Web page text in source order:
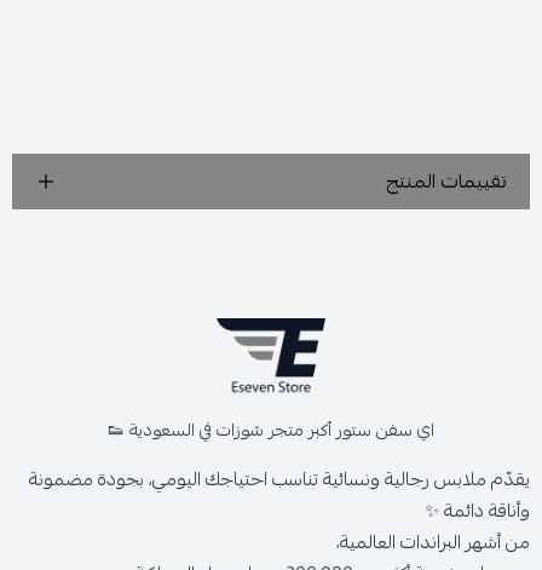
تقييمات المنتج
اي سفن ستور أكبر متجر شوزات في السعودية 👟
يقدّم ملابس رجالية ونسائية تناسب احتياجك اليومي، بجودة مضمونة
وأناقة دائمة ✨
من أشهر البراندات العالمية،